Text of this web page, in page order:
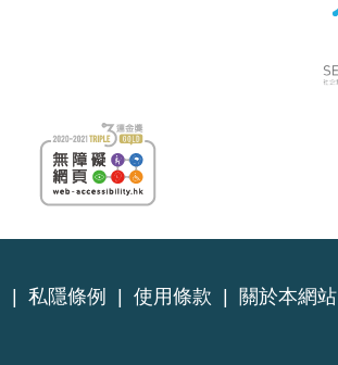
私隱條例 使用條款 關於本網站